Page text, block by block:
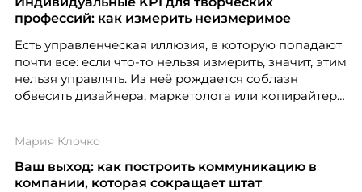
профессий: как измерить неизмеримое
Есть управленческая иллюзия, в которую попадают
почти все: если что-то нельзя измерить, значит, этим
нельзя управлять. Из неё рождается соблазн
обвесить дизайнера, маркетолога или копирайтера
Проблема в том, что так мы измеряем не ценность,
а движение. А творческая работа — это тот редкий
случай, где движение и результат могут не
Мария Клочко
Ваш выход: как построить коммуникацию в
компании, которая сокращает штат